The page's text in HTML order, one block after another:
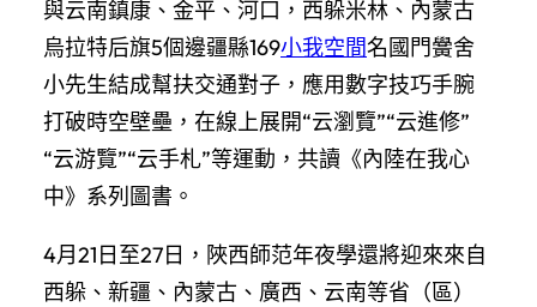
與云南鎮康、金平、河口，西躲米林、內蒙古
烏拉特后旗5個邊疆縣169小我空間名國門黌舍
小先生結成幫扶交通對子，應用數字技巧手腕
打破時空壁壘，在線上展開“云瀏覽”“云進修”
“云游覽”“云手札”等運動，共讀《內陸在我心
中》系列圖書。
4月21日至27日，陜西師范年夜學還將迎來來自
西躲、新疆、內蒙古、廣西、云南等省（區）